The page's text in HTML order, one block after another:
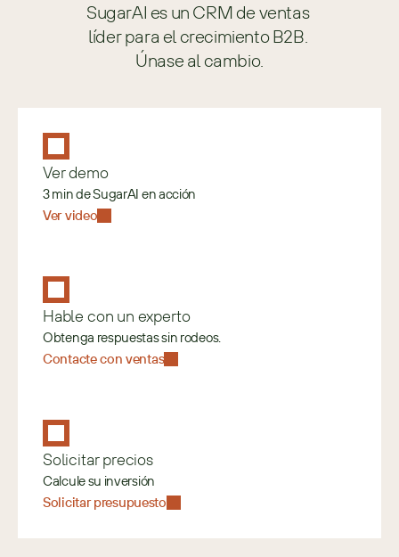
SugarAI es un CRM de ventas
líder para el crecimiento B2B.
Únase al cambio.
Ver demo
3 min de SugarAI en acción
Ver video
Hable con un experto
Obtenga respuestas sin rodeos.
Contacte con ventas
Solicitar precios
Calcule su inversión
Solicitar presupuesto